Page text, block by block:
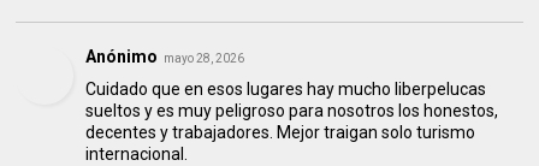
Anónimo mayo 28, 2026
Cuidado que en esos lugares hay mucho liberpelucas
sueltos y es muy peligroso para nosotros los honestos,
decentes y trabajadores. Mejor traigan solo turismo
internacional.